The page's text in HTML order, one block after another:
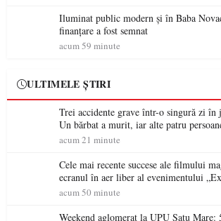
Iluminat public modern și în Baba
finanțare a fost semnat
acum 59 minute
ULTIMELE ȘTIRI
Trei accidente grave într-o singură zi în
Un bărbat a murit, iar alte patru
acum 21 minute
Cele mai recente succese ale filmului
ecranul în aer liber al evenimentului
cinematografice Partium”
acum 50 minute
Weekend aglomerat la UPU Satu Mare: